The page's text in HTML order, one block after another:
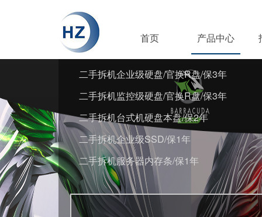
首页 产品中心
二手拆机企业级硬盘/官换R盘/保3年
二手拆机监控级硬盘/官换R盘/保3年
二手拆机台式机硬盘本盘/保2年
二手拆机企业级SSD/保1年
二手拆机服务器内存条/保1年